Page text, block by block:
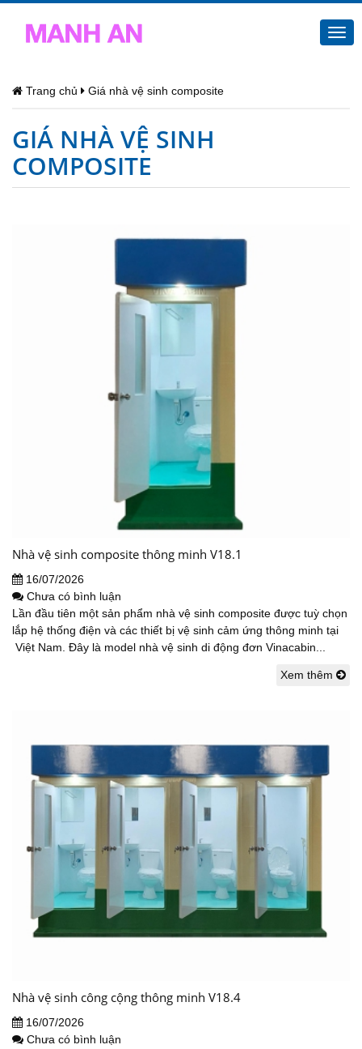
Trang chủ Giá nhà vệ sinh composite
GIÁ NHÀ VỆ SINH
COMPOSITE
Nhà vệ sinh composite thông minh V18.1
16/07/2026
Chưa có bình luận
Lần đầu tiên một sản phẩm nhà vệ sinh composite được tuỳ chọn
lắp hệ thống điện và các thiết bị vệ sinh cảm ứng thông minh tại
Việt Nam. Đây là model nhà vệ sinh di động đơn Vinacabin...
Xem thêm
Nhà vệ sinh công cộng thông minh V18.4
16/07/2026
Chưa có bình luận